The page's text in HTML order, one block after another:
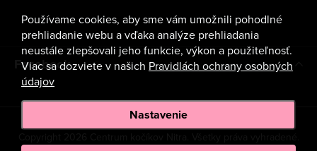
Používame cookies, aby sme vám umožnili pohodlné
prehliadanie webu a vďaka analýze prehliadania
neustále zlepšovali jeho funkcie, výkon a použiteľnosť.
Viac sa dozviete v našich Pravidlách ochrany osobných
údajov
Nastavenie
Facebook